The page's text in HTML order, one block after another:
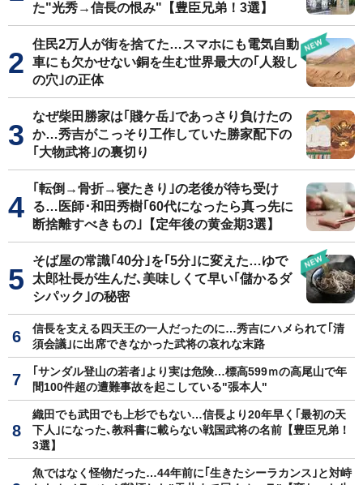
た"光秀→信長の恨み"【豊臣兄弟！3選】
住民2万人が街を捨てた…スマホにも電気自動
車にも欠かせない銅を生む世界最大の｢人殺し
の穴｣の正体
なぜ柴田勝家は｢賤ケ岳｣であっさり負けたの
か…秀吉がこっそり工作していた勝家配下の
｢大物武将｣の裏切り
｢転倒→骨折→寝たきり｣の老後が待ち受け
る…医師･和田秀樹｢60代になったら真っ先に
断捨離すべきもの｣【定年後の黄金期3選】
そば屋の常識｢40分｣を｢5分｣に変えた…ゆで
太郎社長が生んだ､美味しくて早い｢儲かるダ
シパック｣の秘密
信長を支える四天王の一人だったのに…秀吉にハメられて｢清
須会議｣に出席できなかった武将の哀れな末路
｢サンダル登山の若者｣より実は危険…標高599ｍの高尾山で年
間100件超の遭難事故を起こしている"張本人"
織田でも武田でも上杉でもない…信長より20年早く｢最初の天
下人｣になった､教科書に載らない戦国武将の名前【豊臣兄弟！
3選】
魚ではなく怪物だった…44年前に｢生きたシーラカンス｣と対峙